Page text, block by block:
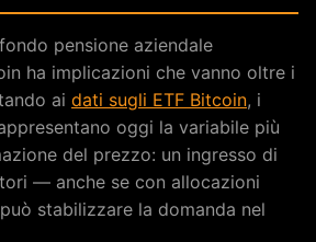
pensione aziendale
ha implicazioni che vanno oltre i
ai dati sugli ETF Bitcoin, i
oggi la variabile più
del prezzo: un ingresso di
— anche se con allocazioni
stabilizzare la domanda nel